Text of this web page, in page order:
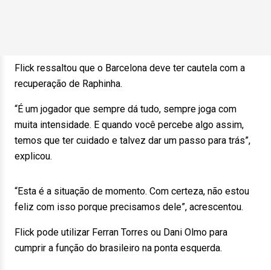
Flick ressaltou que o Barcelona deve ter cautela com a
recuperação de Raphinha.
“É um jogador que sempre dá tudo, sempre joga com
muita intensidade. E quando você percebe algo assim,
temos que ter cuidado e talvez dar um passo para trás”,
explicou.
“Esta é a situação de momento. Com certeza, não estou
feliz com isso porque precisamos dele”, acrescentou.
Flick pode utilizar Ferran Torres ou Dani Olmo para
cumprir a função do brasileiro na ponta esquerda.